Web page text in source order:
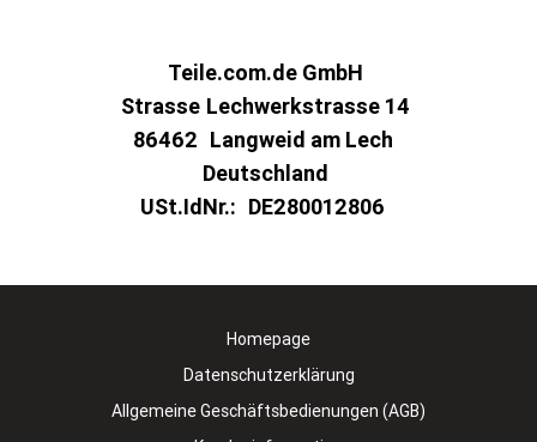
Teile.com.de GmbH
Strasse Lechwerkstrasse 14
86462 Langweid am Lech
Deutschland
USt.IdNr.: DE280012806
Homepage
Datenschutzerklärung
Allgemeine Geschäftsbedienungen (AGB)